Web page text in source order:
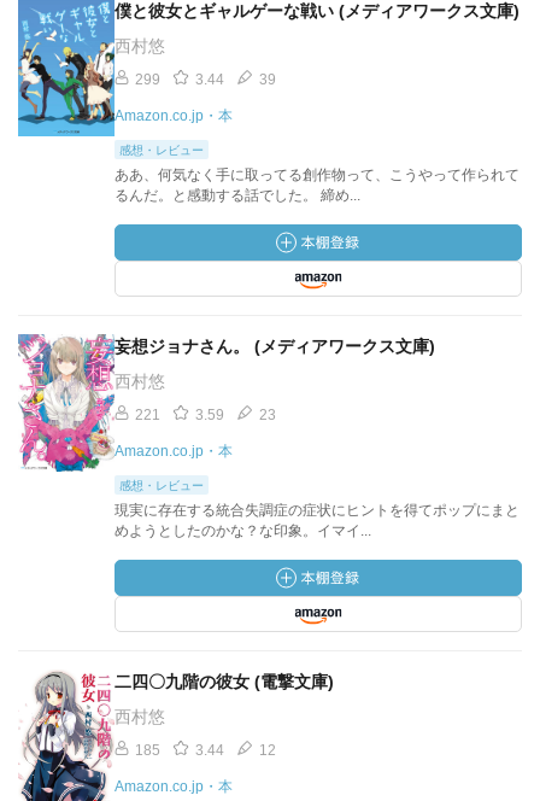
僕と彼女とギャルゲーな戦い (メディアワークス文庫)
西村悠
299 3.44 39
Amazon.co.jp・本
感想・レビュー
ああ、何気なく手に取ってる創作物って、こうやって作られて
るんだ。と感動する話でした。 締め...
妄想ジョナさん。 (メディアワークス文庫)
西村悠
221 3.59 23
Amazon.co.jp・本
感想・レビュー
現実に存在する統合失調症の症状にヒントを得てポップにまと
めようとしたのかな？な印象。イマイ...
二四〇九階の彼女 (電撃文庫)
西村悠
185 3.44 12
Amazon.co.jp・本